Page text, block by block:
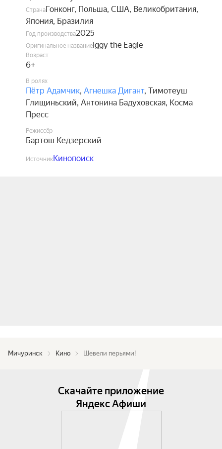
СтранаГонконг, Польша, США, Великобритания,
Япония, Бразилия
Год производства2025
Оригинальное названиеIggy the Eagle
Возраст
6+
В ролях
Пётр Адамчик, Агнешка Дигант, Тимотеуш
Глищиньский, Антонина Бадуховская, Косма
Пресс
Режиссёр
Бартош Кедзерский
ИсточникКинопоиск
Мичуринск Кино Шевели перьями!
Скачайте приложение
Яндекс Афиши